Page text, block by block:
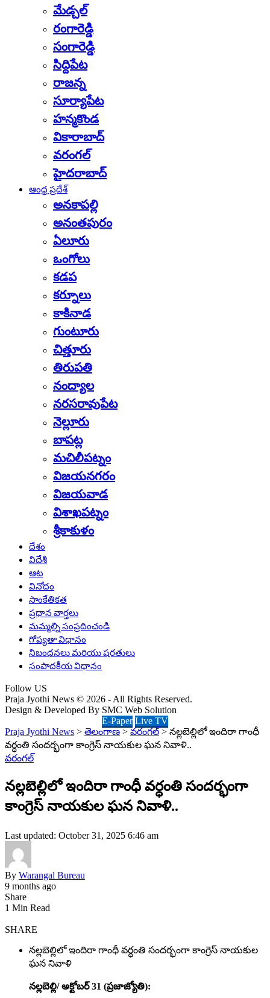
మేడ్చల్
రంగారెడ్డి
సంగారెడ్డి
సిద్దిపేట
రాజన్న
సూర్యాపేట
హన్మకొండ
వికారాబాద్
వరంగల్
హైదరాబాద్
ఆంధ్ర ప్రదేశ్
అనకాపల్లి
అనంతపురం
ఏలూరు
ఒంగోలు
కడప
కర్నూలు
కాకినాడ
గుంటూరు
చిత్తూరు
తిరుపతి
నంద్యాల
నరసరావుపేట
నెల్లూరు
బాపట్ల
మచిలీపట్నం
విజయనగరం
విజయవాడ
విశాఖపట్నం
శ్రీకాకుళం
దేశం
విదేశీ
ఆట
వినోదం
సాంకేతికత
ప్రధాన వార్తలు
మమ్మల్ని సంప్రదించండి
గోప్యతా విధానం
నిబంధనలు మరియు షరతులు
సంపాదకీయ విధానం
Follow US
Praja Jyothi News © 2026 - All Rights Reserved.
Design & Developed By SMC Web Solution
E-Paper Live TV
Praja Jyothi News > తెలంగాణ > వరంగల్ > నల్లబెల్లిలో ఇందిరా గాంధీ
వర్ధంతి సందర్భంగా కాంగ్రెస్ నాయకుల ఘన నివాళి..
వరంగల్
నల్లబెల్లిలో ఇందిరా గాంధీ వర్ధంతి సందర్భంగా
కాంగ్రెస్ నాయకుల ఘన నివాళి..
Last updated: October 31, 2025 6:46 am
By Warangal Bureau
9 months ago
Share
1 Min Read
SHARE
నల్లబెల్లిలో ఇందిరా గాంధీ వర్ధంతి సందర్భంగా కాంగ్రెస్ నాయకుల
ఘన నివాళి
నల్లబెల్లి/ అక్టోబర్ 31 (ప్రజాజ్యోతి):